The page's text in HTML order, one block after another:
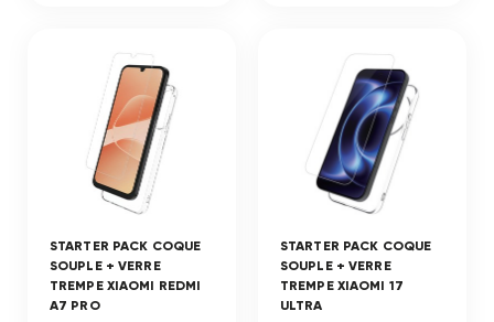
STARTER PACK COQUE
SOUPLE + VERRE
TREMPE XIAOMI REDMI
A7 PRO
STARTER PACK COQUE
SOUPLE + VERRE
TREMPE XIAOMI 17
ULTRA